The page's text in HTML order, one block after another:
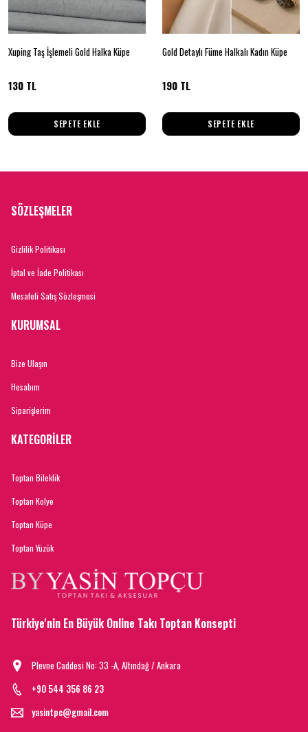
Xuping Taş İşlemeli Gold Halka Küpe
130 TL
SEPETE EKLE
Gold Detaylı Füme Halkalı Kadın Küpe
190 TL
SEPETE EKLE
SÖZLEŞMELER
Gizlilik Politikası
İptal ve İade Politikası
Mesafeli Satış Sözleşmesi
KURUMSAL
Bize Ulaşın
Hesabım
Siparişlerim
KATEGORİLER
Toptan Bileklik
Toptan Kolye
Toptan Küpe
Toptan Yüzük
Türkiye'nin En Büyük Online Takı Toptan Konsepti
Plevne Caddesi No: 33 -A, Altındağ / Ankara
+90 544 356 86 23
yasintpc@gmail.com